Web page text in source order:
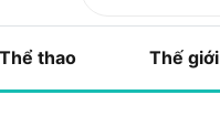
Thể thao Thế giới